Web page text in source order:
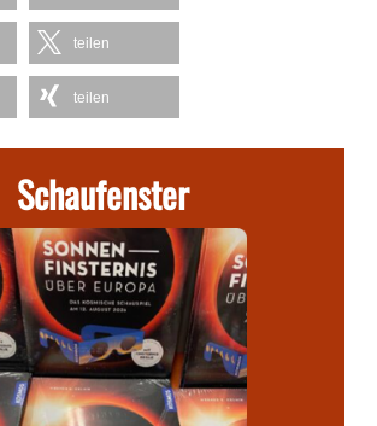
teilen
teilen
Schaufenster